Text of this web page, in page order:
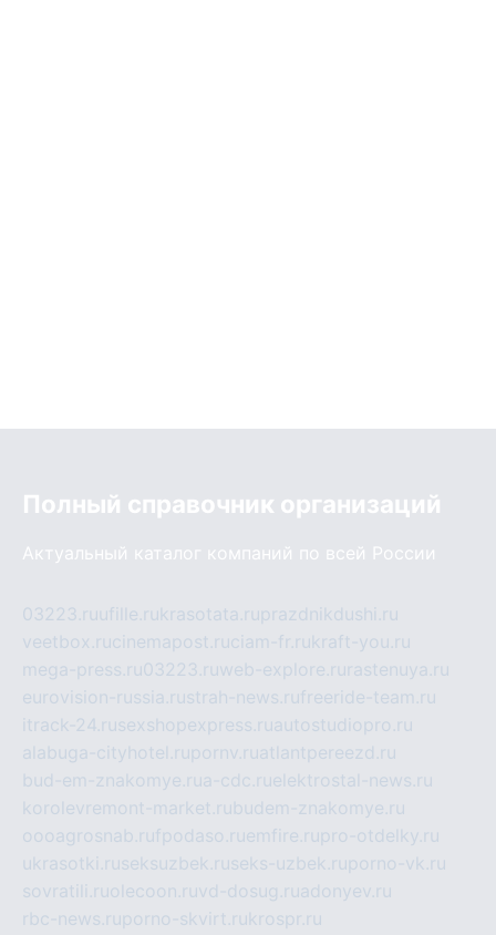
Полный справочник организаций
Актуальный каталог компаний по всей России
03223.ruufille.rukrasotata.ruprazdnikdushi.ru
veetbox.rucinemapost.ruciam-fr.rukraft-you.ru
mega-press.ru03223.ruweb-explore.ru rastenuya.ru
eurovision-russia.rustrah-news.rufreeride-team.ru
itrack-24.rusexshopexpress.ruautostudiopro.ru
alabuga-cityhotel.rupornv.ruatlantpereezd.ru
bud-em-znakomye.rua-cdc.ruelektrostal-news.ru
korolevremont-market.rubudem-znakomye.ru
oooagrosnab.rufpodaso.ruemfire.rupro-otdelky.ru
ukrasotki.ruseksuzbek.ruseks-uzbek.ruporno-vk.ru
sovratili.ruolecoon.ruvd-dosug.ruadonyev.ru
rbc-news.ruporno-skvirt.rukrospr.ru